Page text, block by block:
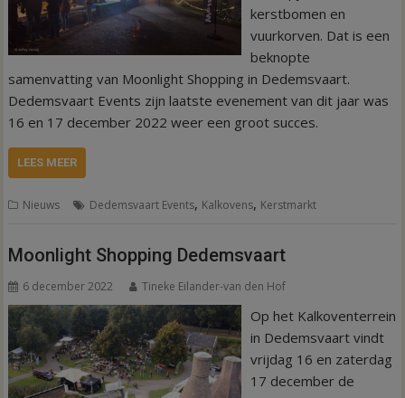
kerstbomen en
vuurkorven. Dat is een
beknopte
samenvatting van Moonlight Shopping in Dedemsvaart.
Dedemsvaart Events zijn laatste evenement van dit jaar was
16 en 17 december 2022 weer een groot succes.
LEES MEER
Nieuws Dedemsvaart Events, Kalkovens, Kerstmarkt
Moonlight Shopping Dedemsvaart
6 december 2022 Tineke Eilander-van den Hof
Op het Kalkoventerrein
in Dedemsvaart vindt
vrijdag 16 en zaterdag
17 december de